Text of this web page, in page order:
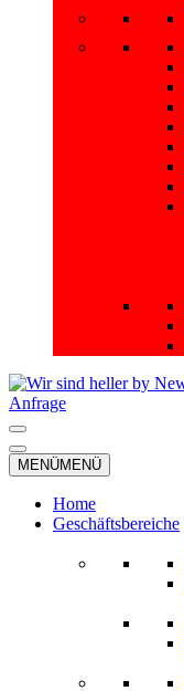
Anfrage
Navigationsmenü
Navigationsmenü
MENÜMENÜ
Home
Geschäftsbereiche